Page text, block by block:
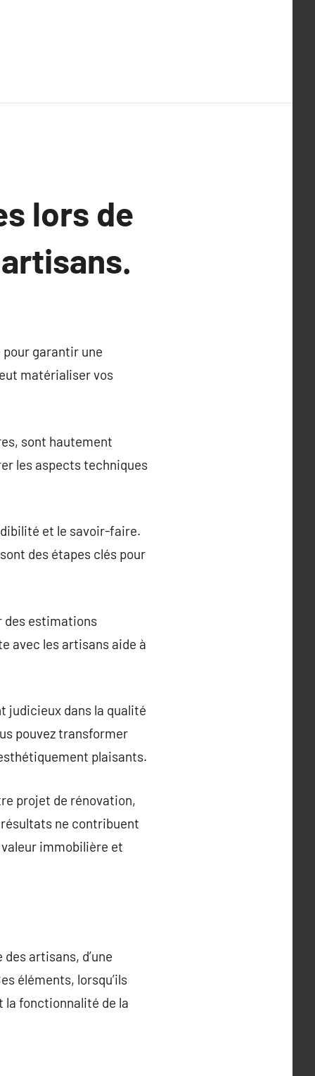
lors de
pour garantir une
matérialiser vos
sont hautement
les aspects techniques
et le savoir-faire.
des étapes clés pour
des estimations
avec les artisans aide à
judicieux dans la qualité
pouvez transformer
plaisants.
projet de rénovation,
ne contribuent
immobilière et
artisans, d’une
éléments, lorsqu’ils
la fonctionnalité de la